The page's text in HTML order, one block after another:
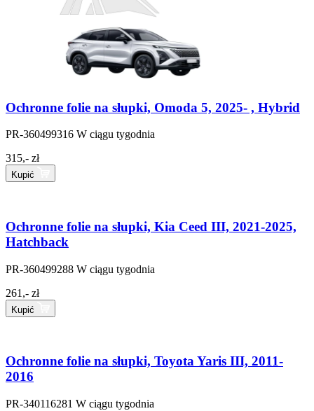
Ochronne folie na słupki, Omoda 5, 2025- , Hybrid
PR-360499316 W ciągu tygodnia
315,- zł
Kupić
Ochronne folie na słupki, Kia Ceed III, 2021-2025,
Hatchback
PR-360499288 W ciągu tygodnia
261,- zł
Kupić
Ochronne folie na słupki, Toyota Yaris III, 2011-
2016
PR-340116281 W ciągu tygodnia